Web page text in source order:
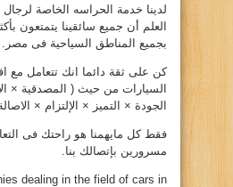
لدينا خدمة الحراسه الخاصة
العلم أن جميع سائقينا يتمتعون
بجميع المناطق السياحية فى مصر.
كن على ثقة دائما انك تتعامل مع
السيارات من حيث ( المصدقية ×
الجودة × التميز × الإلتزام ×
فقط كل مايهمنا هو راحتك فى
مسرورين بإتصالك بنا.
dealing in the field of cars in